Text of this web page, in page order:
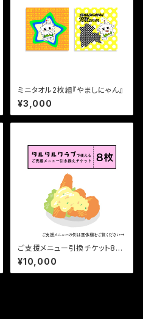
ミニタオル2枚組『やましにゃん』
¥3,000
ご支援メニュー引換チケット8枚
(タルタルクラブ)
¥10,000